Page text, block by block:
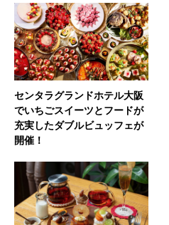
センタラグランドホテル大阪
でいちごスイーツとフードが
充実したダブルビュッフェが
開催！